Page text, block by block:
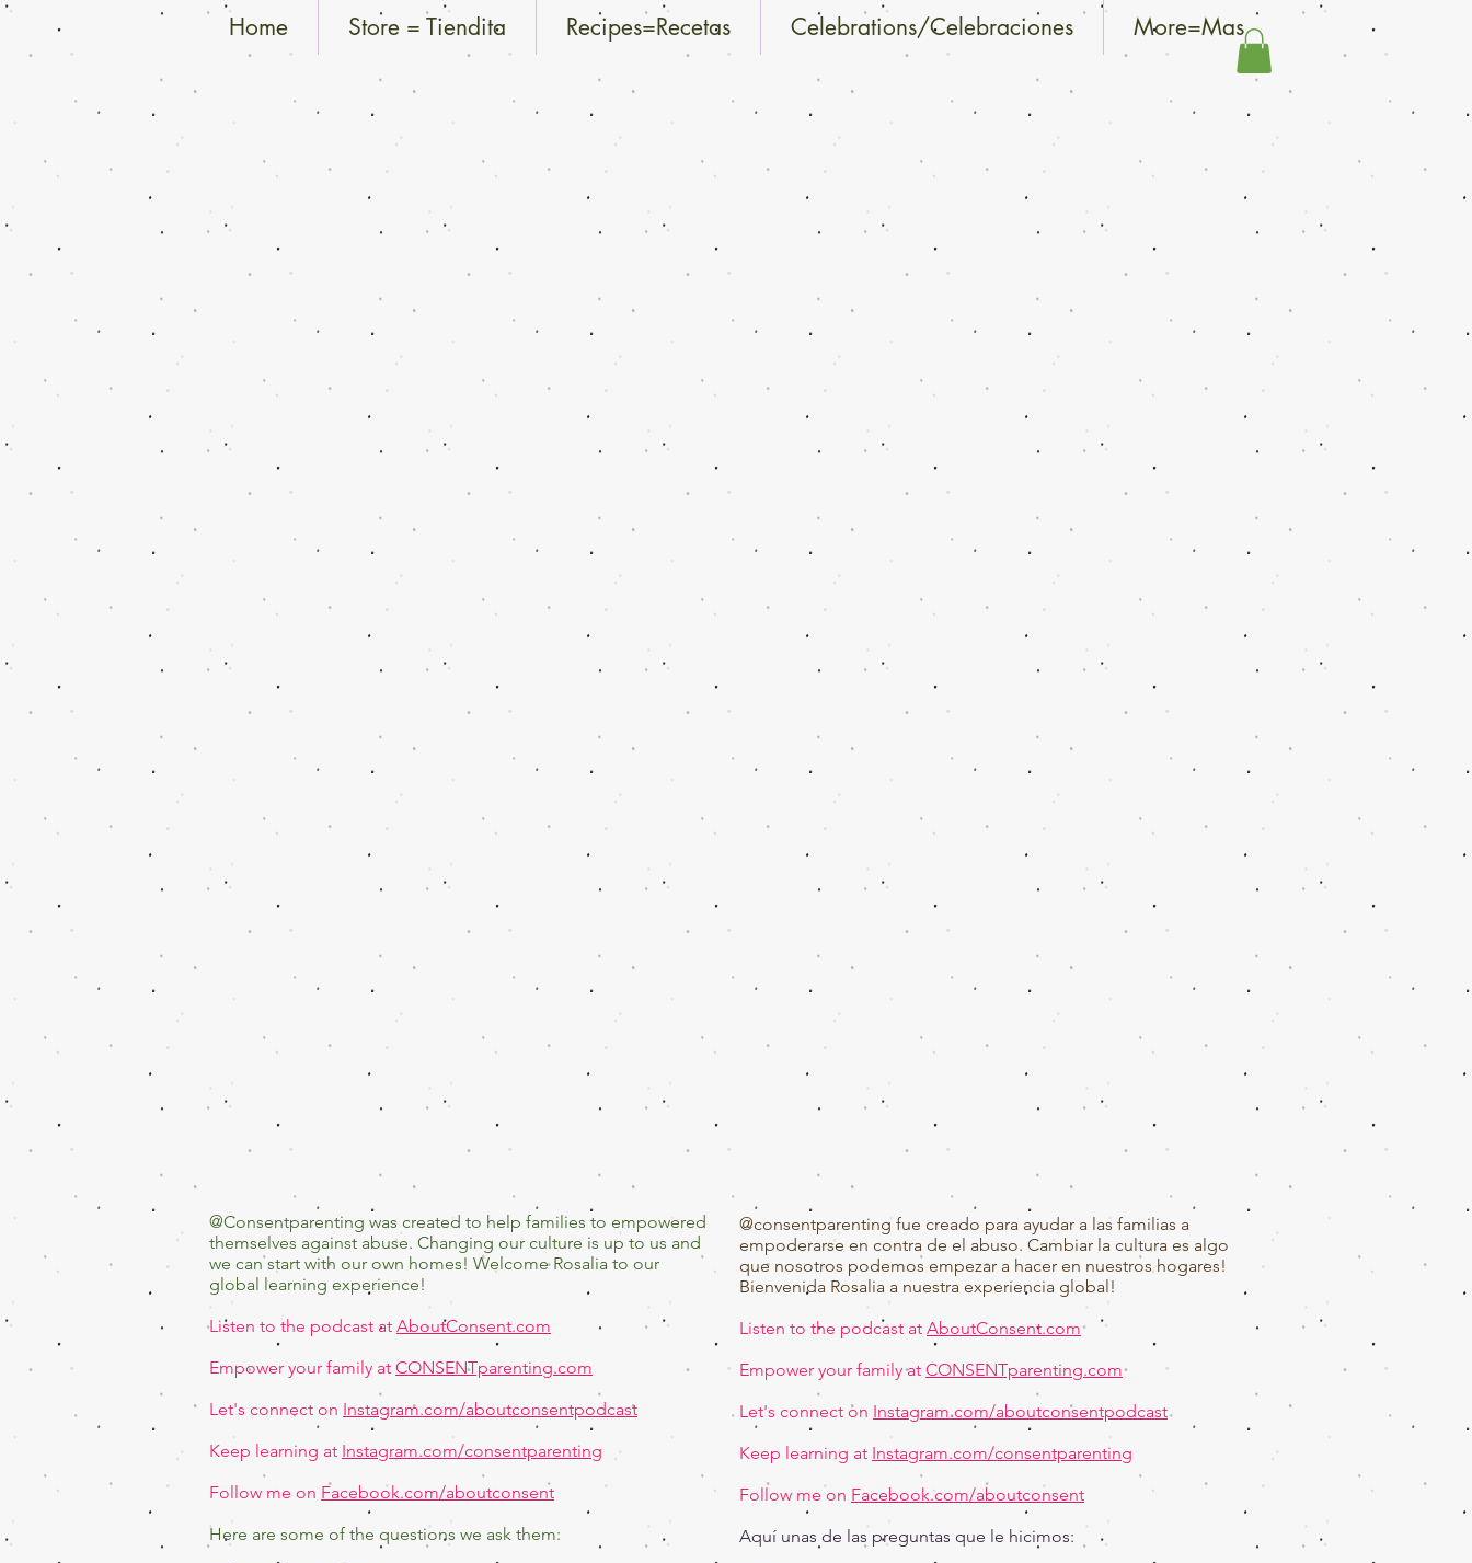
Home Store = Tiendita Recipes=Recetas Celebrations/Celebraciones More=Mas
@Consentparenting was created to help families to empowered
themselves against abuse. Changing our culture is up to us and
we can start with our own homes! Welcome Rosalia to our
global learning experience!
Listen to the podcast at AboutConsent.com
Empower your family at CONSENTparenting.com
Let's connect on Instagram.com/aboutconsentpodcast
Keep learning at Instagram.com/consentparenting
Follow me on Facebook.com/aboutconsent
Here are some of the questions we ask them:
@consentparenting fue creado para ayudar a las familias a
empoderarse en contra de el abuso. Cambiar la cultura es algo
que nosotros podemos empezar a hacer en nuestros hogares!
Bienvenida Rosalia a nuestra experiencia global!
Listen to the podcast at AboutConsent.com
Empower your family at CONSENTparenting.com
Let's connect on Instagram.com/aboutconsentpodcast
Keep learning at Instagram.com/consentparenting
Follow me on Facebook.com/aboutconsent
Aquí unas de las preguntas que le hicimos: